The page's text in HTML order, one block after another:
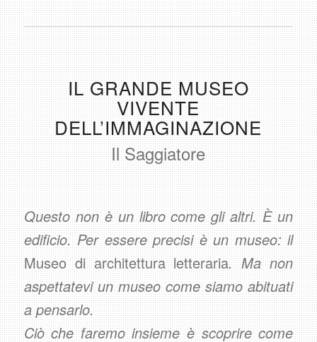
IL GRANDE MUSEO
VIVENTE
DELL’IMMAGINAZIONE
Il Saggiatore
Questo non è un libro come gli altri. È un
edificio. Per essere precisi è un museo: il
Museo di architettura letteraria. Ma non
aspettatevi un museo come siamo abituati
a pensarlo.
Ciò che faremo insieme è scoprire come